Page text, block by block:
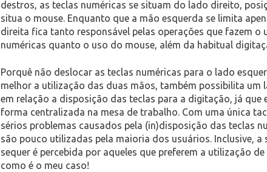
destros, as teclas numéricas se situam do lado direito,
situa o mouse. Enquanto que a mão esquerda se limita
direita fica tanto responsável pelas operações que fazem o
numéricas quanto o uso do mouse, além da habitual
Porquê não deslocar as teclas numéricas para o lado
melhor a utilização das duas mãos, também possibilita um
em relação a disposição das teclas para a digitação, já que
forma centralizada na mesa de trabalho. Com uma única
sérios problemas causados pela (in)disposição das teclas
são pouco utilizadas pela maioria dos usuários. Inclusive, a
sequer é percebida por aqueles que preferem a utilização
como é o meu caso!